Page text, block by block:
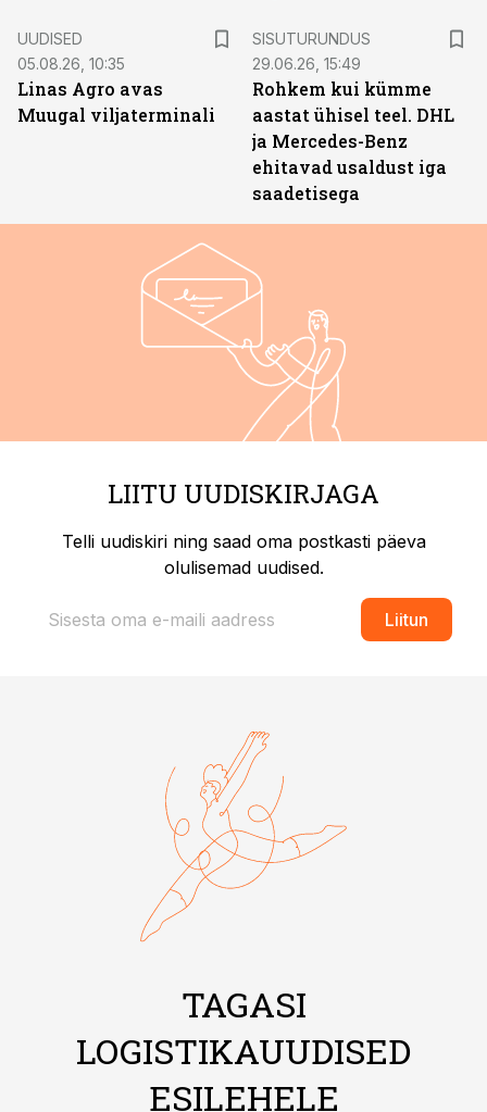
UUDISED
05.08.26, 10:35
Linas Agro avas
Muugal viljaterminali
SISUTURUNDUS
29.06.26, 15:49
Rohkem kui kümme
aastat ühisel teel. DHL
ja Mercedes-Benz
ehitavad usaldust iga
saadetisega
LIITU UUDISKIRJAGA
Telli uudiskiri ning saad oma postkasti päeva
olulisemad uudised.
Liitun
TAGASI
LOGISTIKAUUDISED
ESILEHELE